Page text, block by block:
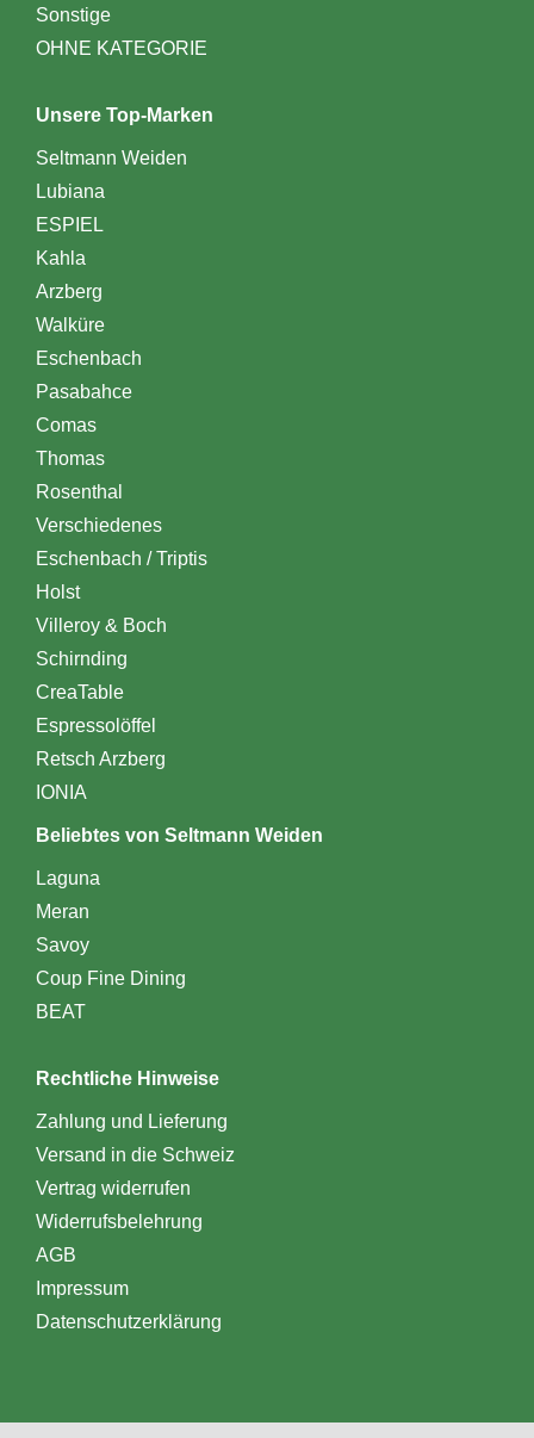
Sonstige
OHNE KATEGORIE
Unsere Top-Marken
Seltmann Weiden
Lubiana
ESPIEL
Kahla
Arzberg
Walküre
Eschenbach
Pasabahce
Comas
Thomas
Rosenthal
Verschiedenes
Eschenbach / Triptis
Holst
Villeroy & Boch
Schirnding
CreaTable
Espressolöffel
Retsch Arzberg
IONIA
Beliebtes von Seltmann Weiden
Laguna
Meran
Savoy
Coup Fine Dining
BEAT
Rechtliche Hinweise
Zahlung und Lieferung
Versand in die Schweiz
Vertrag widerrufen
Widerrufsbelehrung
AGB
Impressum
Datenschutzerklärung